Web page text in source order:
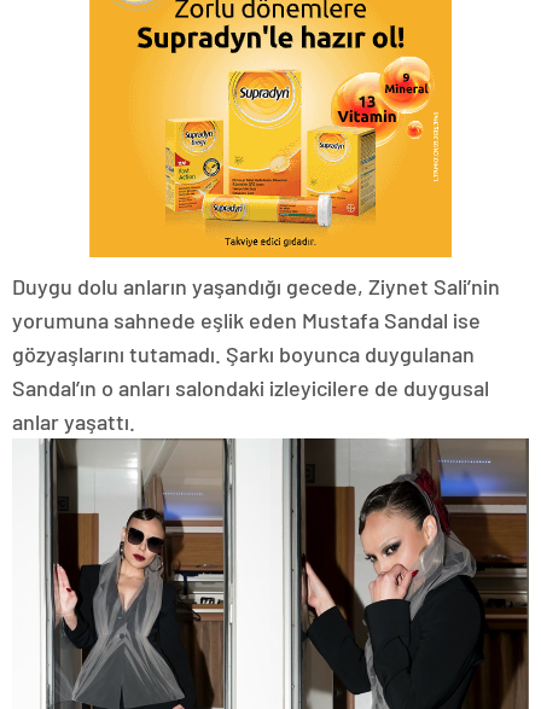
Duygu dolu anların yaşandığı gecede, Ziynet Sali’nin
yorumuna sahnede eşlik eden Mustafa Sandal ise
gözyaşlarını tutamadı. Şarkı boyunca duygulanan
Sandal’ın o anları salondaki izleyicilere de duygusal
anlar yaşattı.